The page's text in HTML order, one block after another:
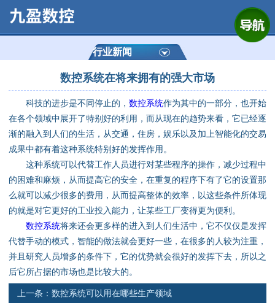
公司简介
产品展示
运动控制器
定制数控系统
技术资讯
公司动态
行业新闻
数控系统在将来拥有的强大市场
科技的进步是不同停止的， 数控系统作为其中的一部分，也开始
在各个领域中展开了特别好的利用，而从现在的趋势来看，它已经逐
渐的融入到人们的生活，从交通，住房，娱乐以及加上智能化的交易
成果中都有着这种系统特别好的发挥作用。
这种系统可以代替工作人员进行对某些程序的操作，减少过程中
的困难和麻烦，从而提高它的安全，在重复的程序下有了它的设置那
么就可以减少很多的费用，从而提高整体的效率，以这些条件所体现
的就是对它更好的工业投入能力，让某些工厂变得更为便利。
数控系统将来还会更多样的进入到人们生活中，它不仅仅是发挥
代替手动的模式，智能的做法就会更好一些，在很多的人较为注重，
并且研究人员增多的条件下，它的优势就会很好的发挥下去，所以之
后它所占据的市场也是比较大的。
上一条： 数控系统可以用在哪些生产领域